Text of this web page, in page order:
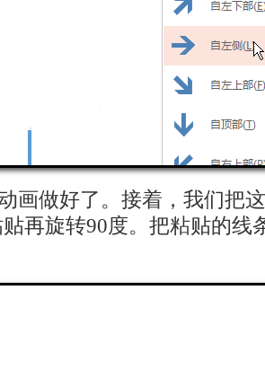
画做好了。接着，我们把
再旋转90度。把粘贴的线